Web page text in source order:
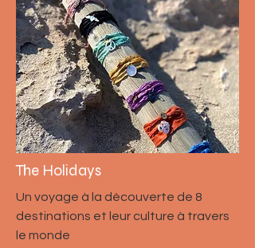
The Holidays
Un voyage à la découverte de 8
destinations et leur culture à travers
le monde